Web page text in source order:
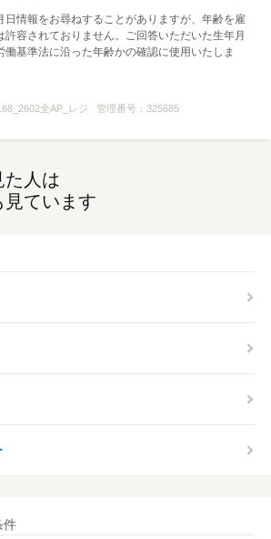
どの
スク着用
ローマンは任意
応募する
日情報をお尋ねすることがありますが、年齢を雇
許容されておりません。ご回答いただいた生年月
働基準法に沿った年齢かの確認に使用いたしま
全AP_レジ 管理番号：325685
た人は
見ています
件